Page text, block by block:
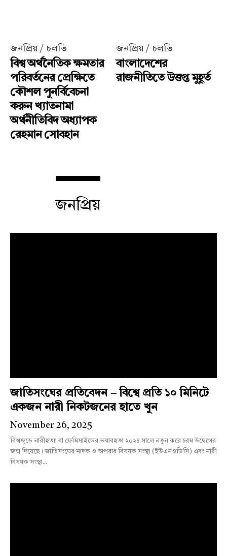
জনপ্রিয় / চলতি
বিশ্ব অর্থনৈতিক ক্ষমতার
পরিবর্তনের প্রেক্ষিতে
কৌশল পুনর্বিবেচনা
করুন খ্যাতনামা
অর্থনীতিবিদ অধ্যাপক
রেহমান সোবহান
জনপ্রিয় / চলতি
বাংলাদেশের
রাজনীতিতে উত্তপ্ত মুহূর্ত
জনপ্রিয়
জাতিসংঘের প্রতিবেদন – বিশ্বে প্রতি ১০ মিনিটে
একজন নারী নিকটজনের হাতে খুন
November 26, 2025
বিশ্বজুড়ে নারীহত্যা বা ফেমিসাইডের ভয়াবহতা ২০২৪ সালে নতুন করে চরম উদ্বেগের
জন্ম দিয়েছে। জাতিসংঘের মাদক ও অপরাধ বিষয়ক সংস্থা (ইউএনওডিসি) এবং নারী
বিষয়ক সংস্থা...